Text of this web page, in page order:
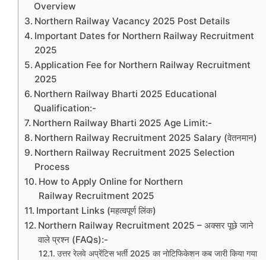
Overview
Northern Railway Vacancy 2025 Post Details
Important Dates for Northern Railway Recruitment
2025
Application Fee for Northern Railway Recruitment
2025
Northern Railway Bharti 2025 Educational
Qualification:-
Northern Railway Bharti 2025 Age Limit:-
Northern Railway Recruitment 2025 Salary (वेतनमान)
Northern Railway Recruitment 2025 Selection
Process
How to Apply Online for Northern
Railway Recruitment 2025
Important Links (महत्वपूर्ण लिंक)
Northern Railway Recruitment 2025 – अक्सर पूछे जाने
वाले प्रश्न (FAQs):-
उत्तर रेलवे अप्रेंटिस भर्ती 2025 का नोटिफिकेशन कब जारी किया गया